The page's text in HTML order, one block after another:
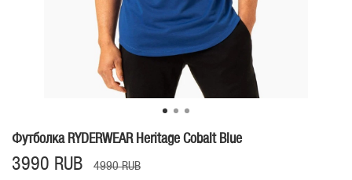
Футболка RYDERWEAR Heritage Cobalt Blue
3990 RUB 4990 RUB